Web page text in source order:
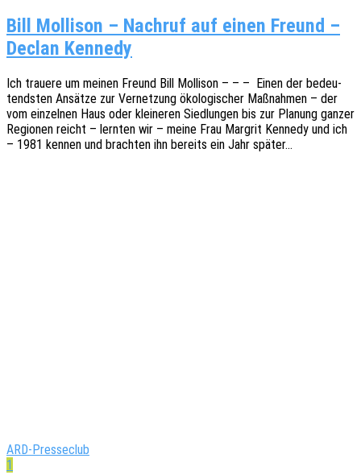
Bill Mollison – Nachruf auf einen Freund –
Declan Kennedy
Ich traue­re um meinen Freund Bill Molli­son – – – Einen der bedeu­
tends­ten Ansät­ze zur Vernet­zung ökolo­gi­scher Maßnah­men – der
vom einzel­nen Haus oder klei­ne­ren Sied­lun­gen bis zur Planung ganzer
Regio­nen reicht – lern­ten wir – meine Frau Margrit Kenne­dy und ich
– 1981 kennen und brach­ten ihn bereits ein Jahr später…
ARD-Presseclub
1